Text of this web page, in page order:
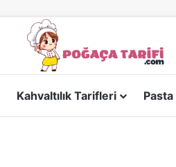
Kahvaltılık Tarifleri